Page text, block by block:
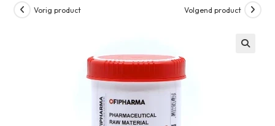
Vorig product Volgend product